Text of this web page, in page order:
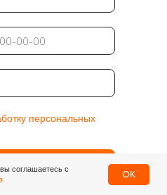
персональных
соглашаетесь с
OK